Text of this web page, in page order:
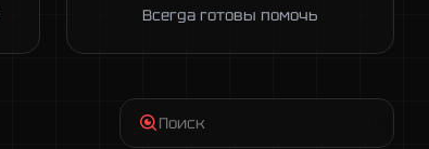
Всегда готовы помочь